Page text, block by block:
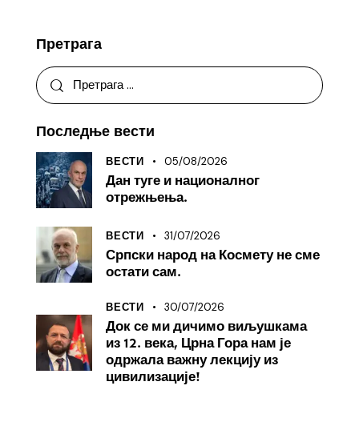
Претрага
Последње вести
ВЕСТИ 05/08/2026
Дан туге и националног
отрежњења.
ВЕСТИ 31/07/2026
Српски народ на Космету не сме
остати сам.
ВЕСТИ 30/07/2026
Док се ми дичимо виљушкама
из 12. века, Црна Гора нам је
одржала важну лекцију из
цивилизације!